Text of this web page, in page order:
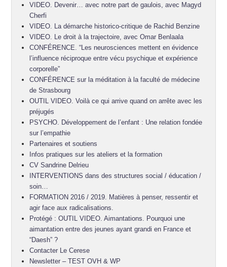
VIDEO. Devenir… avec notre part de gaulois, avec Magyd
Cherfi
VIDEO. La démarche historico-critique de Rachid Benzine
VIDEO. Le droit à la trajectoire, avec Omar Benlaala
CONFÉRENCE. “Les neurosciences mettent en évidence
l’influence réciproque entre vécu psychique et expérience
corporelle”
CONFÉRENCE sur la méditation à la faculté de médecine
de Strasbourg
OUTIL VIDEO. Voilà ce qui arrive quand on arrête avec les
préjugés
PSYCHO. Développement de l’enfant : Une relation fondée
sur l’empathie
Partenaires et soutiens
Infos pratiques sur les ateliers et la formation
CV Sandrine Delrieu
INTERVENTIONS dans des structures social / éducation /
soin…
FORMATION 2016 / 2019. Matières à penser, ressentir et
agir face aux radicalisations.
Protégé : OUTIL VIDEO. Aimantations. Pourquoi une
aimantation entre des jeunes ayant grandi en France et
“Daesh” ?
Contacter Le Cerese
Newsletter – TEST OVH & WP